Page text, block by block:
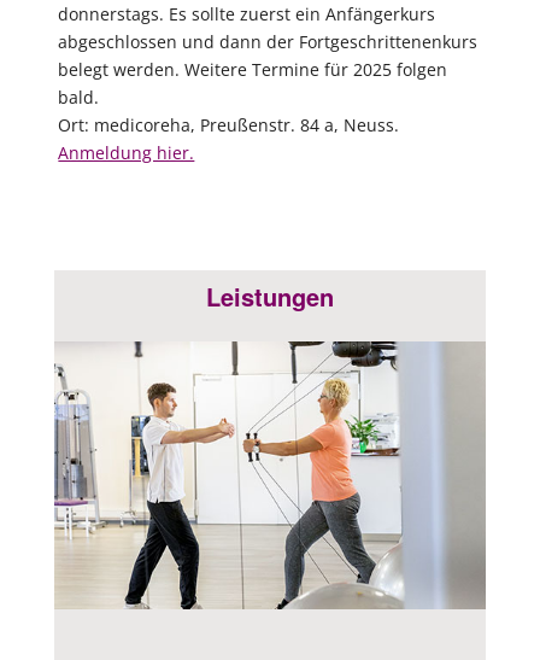
donnerstags. Es sollte zuerst ein Anfängerkurs
abgeschlossen und dann der Fortgeschrittenenkurs
belegt werden. Weitere Termine für 2025 folgen
bald.
Ort: medicoreha, Preußenstr. 84 a, Neuss.
Anmeldung hier.
Leistungen